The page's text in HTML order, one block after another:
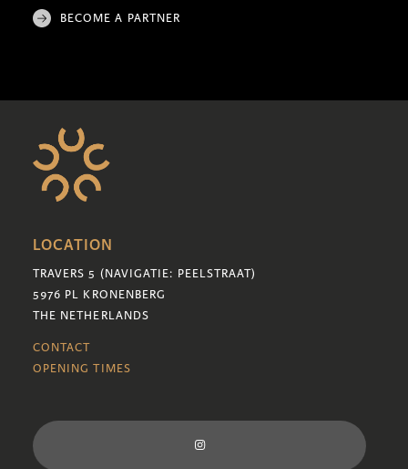
BECOME A PARTNER
LOCATION
TRAVERS 5 (NAVIGATIE: PEELSTRAAT)
5976 PL KRONENBERG
THE NETHERLANDS
CONTACT
OPENING TIMES